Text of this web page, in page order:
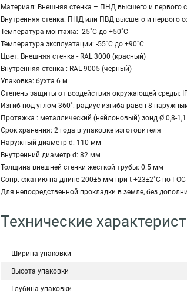
Материал: Внешняя стенка – ПНД высшего и первого
Внутренняя стенка: ПНД или ПВД высшего и первого
Температура монтажа: -25˚С до +50˚С
Температура эксплуатации: -55˚С до +90˚С
Цвет: Внешняя стенка - RAL 3000 (красный)
Внутренняя стенка : RAL 9005 (черный)
Упаковка: бухта 6 м
Степень защиты от воздействия окружающей среды:
Изгиб под углом 360˚: радиус изгиба равен 8
Протяжка : металлический (нейлоновый) зонд Ø 0,8-
Срок хранения: 2 года в упаковке изготовителя
Наружный диаметр d: 110 мм
Внутренний диаметр d: 82 мм
Толщина внешней стенки жесткой трубы: 0.5 мм
Сопр. сжатию на длине 200±5 мм при t +23±2˚С по
Для непосредственной прокладки в земле, без
Технические
Ширина упаковки
Высота упаковки
Глубина упаковки